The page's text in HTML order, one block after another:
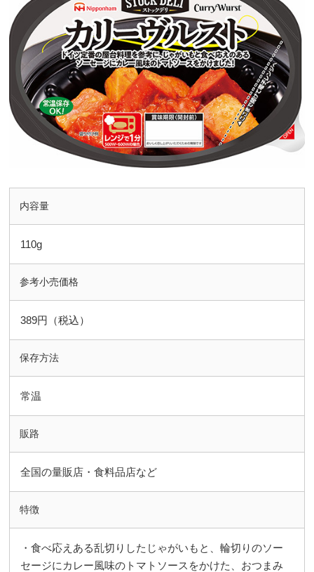
内容量
110g
参考小売価格
389円（税込）
保存方法
常温
販路
全国の量販店・食料品店など
特徴
・食べ応えある乱切りしたじゃがいもと、輪切りのソー
セージにカレー風味のトマトソースをかけた、おつまみ